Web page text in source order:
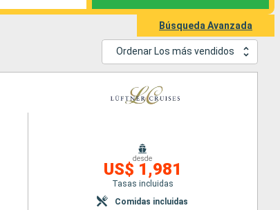
Búsqueda Avanzada
Ordenar Los más vendidos
desde
US$ 1,981
Tasas incluidas
Comidas incluidas